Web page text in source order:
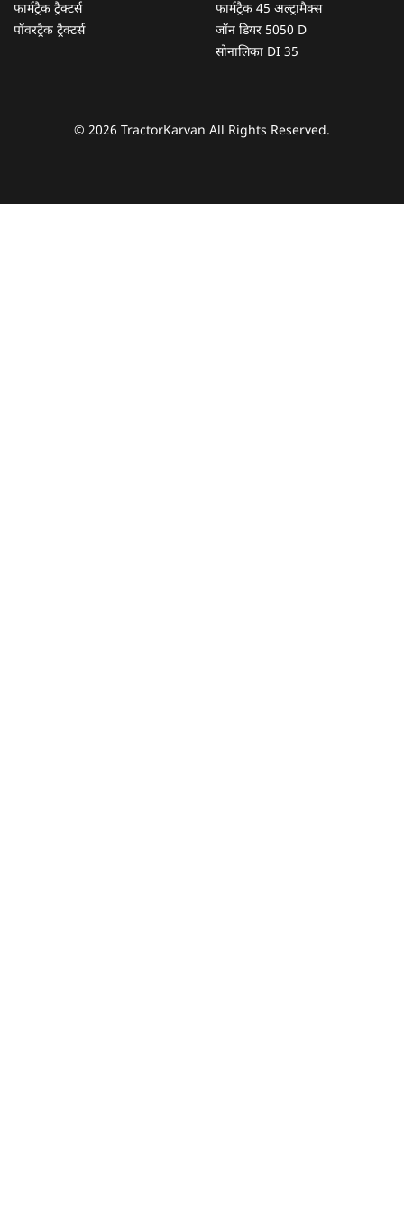
फार्मट्रैक ट्रैक्टर्स
पॉवरट्रैक ट्रैक्टर्स
फार्मट्रैक 45 अल्ट्रामैक्स
जॉन डियर 5050 D
सोनालिका DI 35
© 2026 TractorKarvan All Rights Reserved.